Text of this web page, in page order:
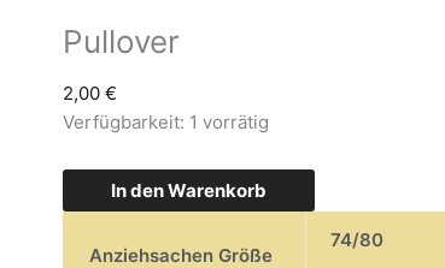
Pullover
2,00 €
Verfügbarkeit: 1 vorrätig
In den Warenkorb
Anziehsachen Größe
74/80